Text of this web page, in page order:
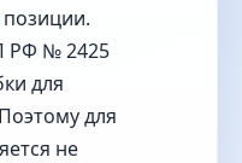
РФ № 2425
для
для
не